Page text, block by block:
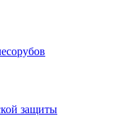
защиты